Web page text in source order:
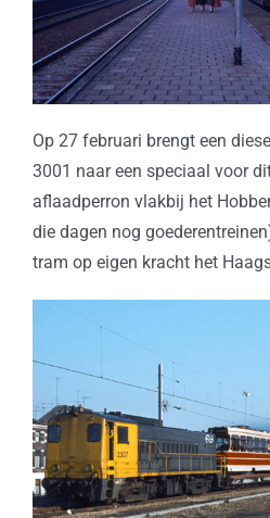
Op 27 februari brengt een
3001 naar een speciaal voor
aflaadperron vlakbij het
die dagen nog
tram op eigen kracht het